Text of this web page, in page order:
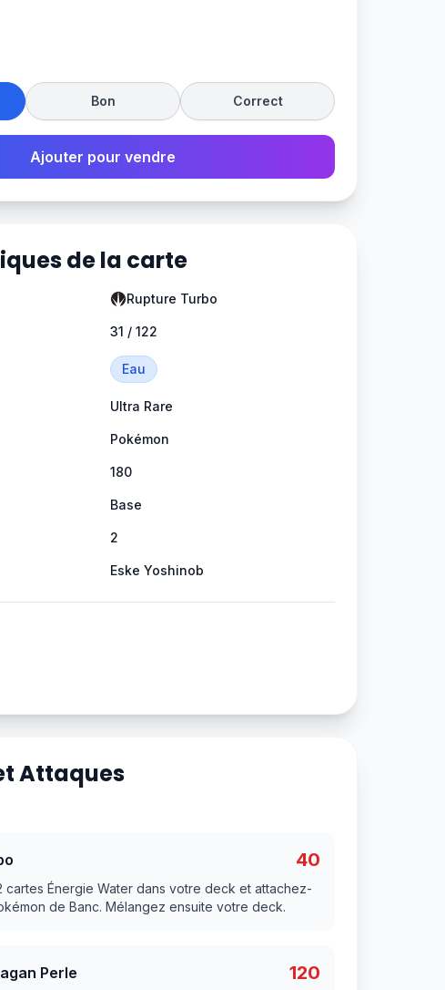
Bon Correct
Ajouter pour vendre
de la carte
Rupture Turbo
31 / 122
Eau
Ultra Rare
Pokémon
180
Base
2
Eske Yoshinob
Attaques
40
cartes Énergie Water dans votre deck et attachez-
de Banc. Mélangez ensuite votre deck.
Perle 120